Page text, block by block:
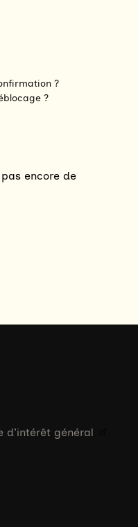
?
?
encore de
d’intérêt général